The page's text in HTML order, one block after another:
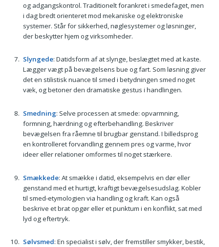
og adgangskontrol. Traditionelt forankret i smedefaget, men
i dag bredt orienteret mod mekaniske og elektroniske
systemer. Står for sikkerhed, nøglesystemer og løsninger,
der beskytter hjem og virksomheder.
Slyngede: Datidsform af at slynge, beslægtet med at kaste.
Lægger vægt på bevægelsens bue og fart. Som løsning giver
det en stilistisk nuance til smed i betydningen smed noget
væk, og betoner den dramatiske gestus i handlingen.
Smedning: Selve processen at smede: opvarmning,
formning, hærdning og efterbehandling. Beskriver
bevægelsen fra råemne til brugbar genstand. I billedsprog
en kontrolleret forvandling gennem pres og varme, hvor
ideer eller relationer omformes til noget stærkere.
Smækkede: At smække i datid, eksempelvis en dør eller
genstand med et hurtigt, kraftigt bevægelsesudslag. Kobler
til smed-etymologien via handling og kraft. Kan også
beskrive et brat opgør eller et punktum i en konflikt, sat med
lyd og eftertryk.
Sølvsmed: En specialist i sølv, der fremstiller smykker, bestik,